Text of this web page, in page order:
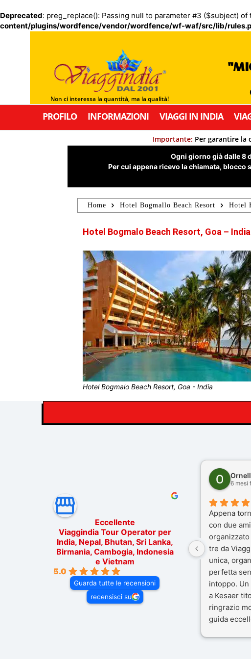
Deprecated: preg_replace(): Passing null to parameter #3 ($subject)
content/plugins/wordfence/vendor/wordfence/wf-waf/src/lib/
Non ci interessa la quantità, ma la qualità!
PROFILO INFORMAZIONI VIAGGI IN INDIA
Importante: Per garantire la
Ogni giorno già dalle 8
Per cui appena ricevo la chiamata,
Home Hotel Bogmallo Beach Resort Hotel
Hotel Bogmalo Beach Resort, Goa – India
Hotel Bogmalo Beach Resort, Goa - India
Eccellente
Viaggindia Tour Operator per
India, Nepal, Bhutan, Sri Lanka,
Birmania, Cambogia, Indonesia
e Vietnam
5.0
Guarda tutte le recensioni
recensisci su
6 mesi
Appena
con due
tre da
unica,
perfetta
intoppo.
a Kesaer
ringrazio
guida